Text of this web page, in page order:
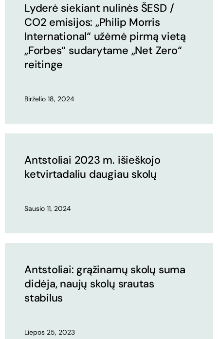
Lyderė siekiant nulinės ŠESD /
CO2 emisijos: „Philip Morris
International“ užėmė pirmą vietą
„Forbes“ sudarytame „Net Zero“
reitinge
Birželio 18, 2024
Antstoliai 2023 m. išieškojo
ketvirtadaliu daugiau skolų
Sausio 11, 2024
Antstoliai: grąžinamų skolų suma
didėja, naujų skolų srautas
stabilus
Liepos 25, 2023